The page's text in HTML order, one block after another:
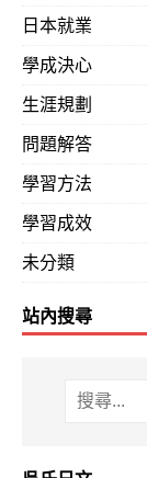
日本就業
學成決心
生涯規劃
問題解答
學習方法
學習成效
未分類
站內搜尋